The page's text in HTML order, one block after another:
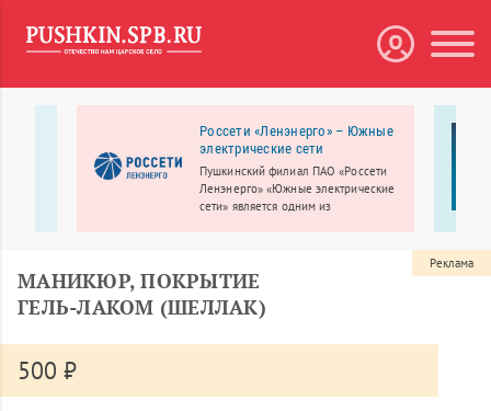
Россети «Ленэнерго» – Южные
электрические сети
Пушкинский филиал ПАО «Россети
Ленэнерго» «Южные электрические
сети» является одним из
Петродворцовый.
МАНИКЮР, ПОКРЫТИЕ
ГЕЛЬ-ЛАКОМ (ШЕЛЛАК)
500 ₽
Реклама